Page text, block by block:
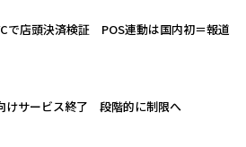
で店頭決済検証 POS連動は国内初＝報道
けサービス終了 段階的に制限へ